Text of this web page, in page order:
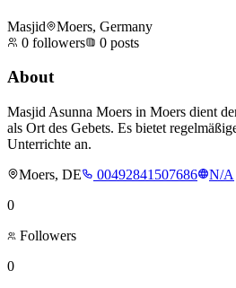
Masjid
Moers, Germany
0 followers 0 posts
About
Masjid Asunna Moers in Moers dient
als Ort des Gebets. Es bietet
Unterrichte an.
Moers, DE
00492841507686
N/A
0
Followers
0